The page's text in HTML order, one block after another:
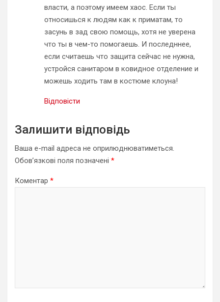
власти, а поэтому имеем хаос. Если ты
относишься к людям как к приматам, то
засунь в зад свою помощь, хотя не уверена
что ты в чем-то помогаешь. И последннее,
если считаешь что защита сейчас не нужна,
устройся санитаром в ковидное отделение и
можешь ходить там в костюме клоуна!
Відповісти
Залишити відповідь
Ваша e-mail адреса не оприлюднюватиметься.
Обов’язкові поля позначені *
Коментар *